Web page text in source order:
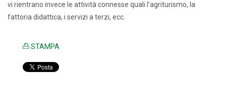
vi rientrano invece le attività connesse quali l’agriturismo, la
fattoria didattica, i servizi a terzi, ecc.
STAMPA